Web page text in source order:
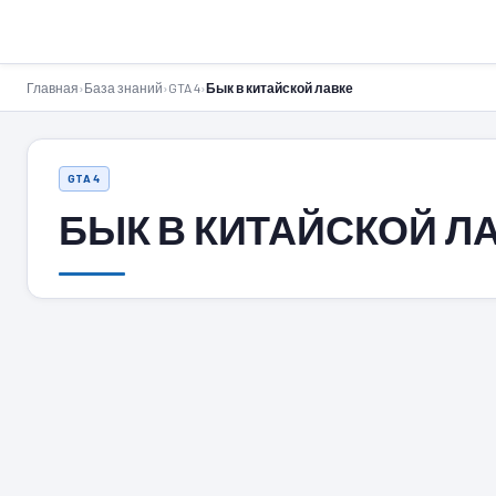
Главная›База знаний›GTA 4›Бык в китайской лавке
GTA 4
БЫК В КИТАЙСКОЙ